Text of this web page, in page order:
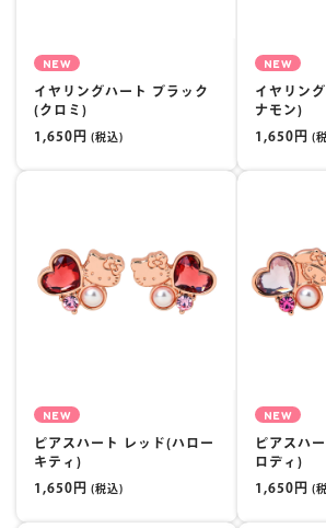
NEW
イヤリングハート ブラック
(クロミ)
1,650円 (税込)
NEW
イヤリン
ナモン)
1,650円 (
NEW
ピアスハート レッド(ハロー
キティ)
1,650円 (税込)
NEW
ピアスハ
ロディ)
1,650円 (